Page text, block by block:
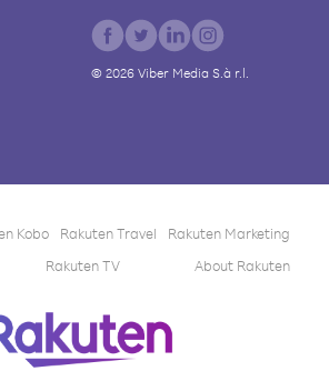
© 2026Viber Media S.à r.l.
Kobo Rakuten Travel
Rakuten Marketing
Rakuten TV About Rakuten